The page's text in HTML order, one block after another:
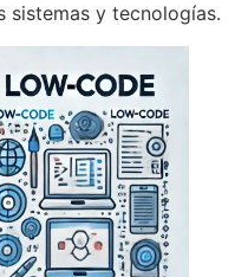
sistemas y tecnologías.